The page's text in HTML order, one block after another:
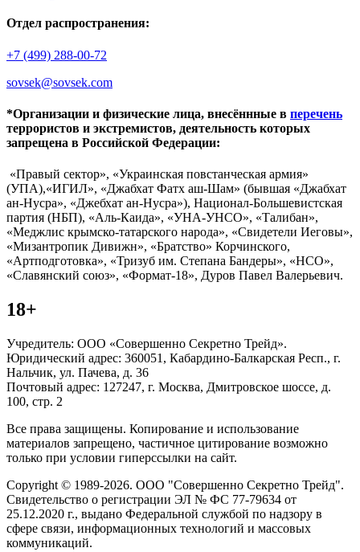
Отдел распространения:
+7 (499) 288-00-72
sovsek@sovsek.com
*Организации и физические лица, внесённные в перечень
террористов и экстремистов, деятельность которых
запрещена в Российской Федерации:
«Правый сектор», «Украинская повстанческая армия»
(УПА),«ИГИЛ», «Джабхат Фатх аш-Шам» (бывшая «Джабхат
ан-Нусра», «Джебхат ан-Нусра»), Национал-Большевистская
партия (НБП), «Аль-Каида», «УНА-УНСО», «Талибан»,
«Меджлис крымско-татарского народа», «Свидетели Иеговы»,
«Мизантропик Дивижн», «Братство» Корчинского,
«Артподготовка», «Тризуб им. Степана Бандеры», «НСО»,
«Славянский союз», «Формат-18», Дуров Павел Валерьевич.
18+
Учредитель: ООО «Совершенно Секретно Трейд».
Юридический адрес: 360051, Кабардино-Балкарская Респ., г.
Нальчик, ул. Пачева, д. 36
Почтовый адрес: 127247, г. Москва, Дмитровское шоссе, д.
100, стр. 2
Все права защищены. Копирование и использование
материалов запрещено, частичное цитирование возможно
только при условии гиперссылки на сайт.
Copyright © 1989-2026. ООО "Совершенно Секретно Трейд".
Свидетельство о регистрации ЭЛ № ФС 77-79634 от
25.12.2020 г., выдано Федеральной службой по надзору в
сфере связи, информационных технологий и массовых
коммуникаций.